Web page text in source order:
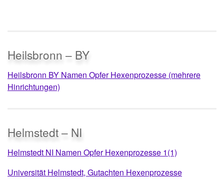
Heilsbronn – BY
Heilsbronn BY Namen Opfer Hexenprozesse (mehrere
Hinrichtungen)
Helmstedt – NI
Helmstedt NI Namen Opfer Hexenprozesse 1(1)
Universität Helmstedt, Gutachten Hexenprozesse